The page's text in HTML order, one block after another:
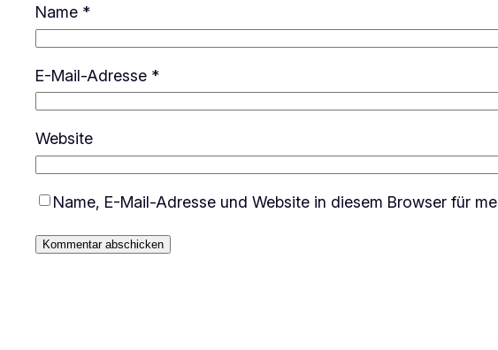
Name *
E-Mail-Adresse *
Website
Name, E-Mail-Adresse und Website in diesem Browser für